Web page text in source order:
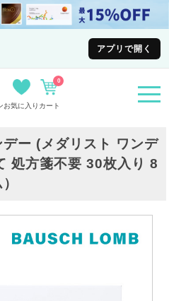
アプリで開く
お気に入り カート
0
ー (メダリスト ワンデ
処方箋不要 30枚入り 8